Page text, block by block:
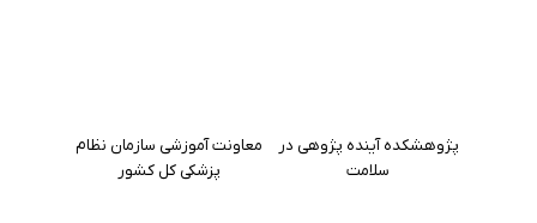
پژوهشکده آینده پژوهی در
سلامت
معاونت آموزشی سازمان نظام
پزشکی کل کشور